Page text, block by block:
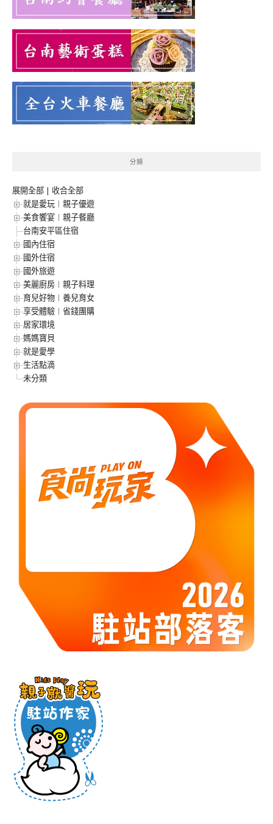
分類
展開全部 | 收合全部
就是愛玩︱親子優遊
美食饗宴︱親子餐廳
台南安平區住宿
國內住宿
國外住宿
國外旅遊
美麗廚房︱親子料理
育兒好物︱養兒育女
享受體驗︱省錢團購
居家環境
媽媽寶貝
就是愛學
生活點滴
未分類